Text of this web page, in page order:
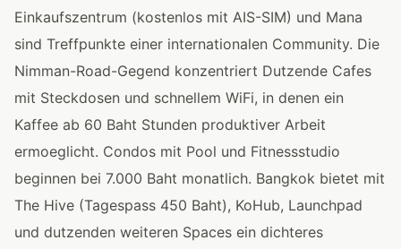
Einkaufszentrum (kostenlos mit AIS-SIM) und Mana
sind Treffpunkte einer internationalen Community. Die
Nimman-Road-Gegend konzentriert Dutzende Cafes
mit Steckdosen und schnellem WiFi, in denen ein
Kaffee ab 60 Baht Stunden produktiver Arbeit
ermoeglicht. Condos mit Pool und Fitnessstudio
beginnen bei 7.000 Baht monatlich. Bangkok bietet mit
The Hive (Tagespass 450 Baht), KoHub, Launchpad
und dutzenden weiteren Spaces ein dichteres